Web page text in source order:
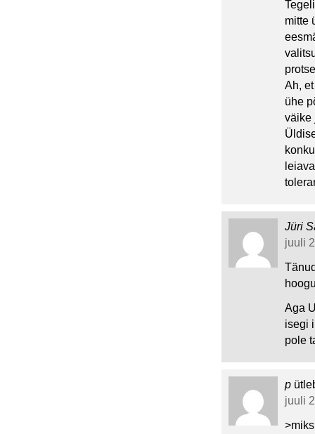
mitte
Ah,
ühe
väike
Jüri
juuli
Aga
isegi
pole
p
juuli